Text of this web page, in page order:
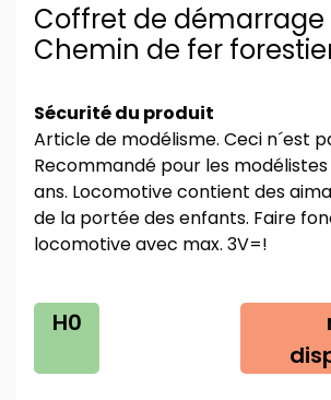
Coffret de démarrage
Chemin de fer
Sécurité du produit
Article de modélisme. Ceci n´est
Recommandé pour les
ans. Locomotive contient des
de la portée des enfants. Faire
locomotive avec max. 3V=!
H0